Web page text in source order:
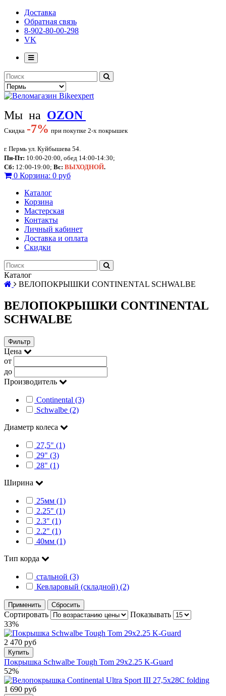
Доставка
Обратная связь
8-902-80-00-298
VK
Мы на OZON
Скидка -7% при покупке 2-х покрышек
г. Пермь ул. Куйбышева 54.
Пн-Пт: 10:00-20:00, обед 14:00-14:30;
Сб: 12:00-19:00; Вс: ВЫХОДНОЙ.
0 Корзина: 0 руб
Каталог
Корзина
Мастерская
Контакты
Личный кабинет
Доставка и оплата
Скидки
Каталог
ВЕЛОПОКРЫШКИ CONTINENTAL SCHWALBE
ВЕЛОПОКРЫШКИ CONTINENTAL
SCHWALBE
Фильтр
Цена
от
до
Производитель
Continental (3)
Schwalbe (2)
Диаметр колеса
27,5" (1)
29" (3)
28" (1)
Ширина
25мм (1)
2.25" (1)
2.3" (1)
2.2" (1)
40мм (1)
Тип корда
стальной (3)
Кевларовый (складной) (2)
Применить Сбросить
Сортировать
Показывать
33%
2 470 руб
Купить
Покрышка Schwalbe Tough Tom 29x2.25 K-Guard
52%
1 690 руб